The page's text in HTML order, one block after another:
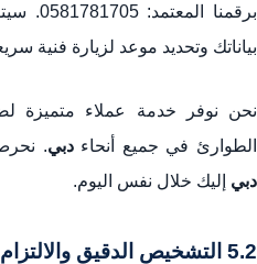
برقمنا
بياناتك وتحديد موعد لزيارة فنية
نحن نوفر خدمة عملاء متميزة
الطوارئ في جميع أنحاءدبي.
دبي إليك خلال نفس اليوم.
5.2 التشخيص الدقيق والالتزام بالمعايير المعتمدة